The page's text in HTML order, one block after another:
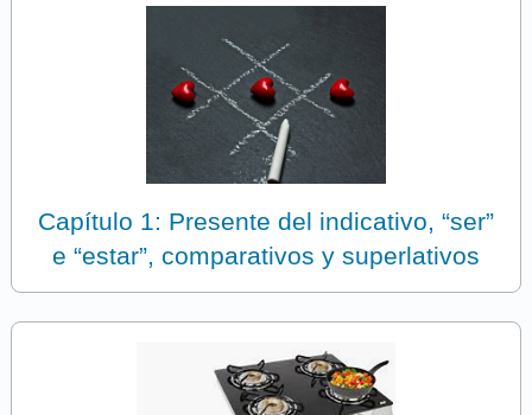
Capítulo 1: Presente del indicativo, “ser”
e “estar”, comparativos y superlativos